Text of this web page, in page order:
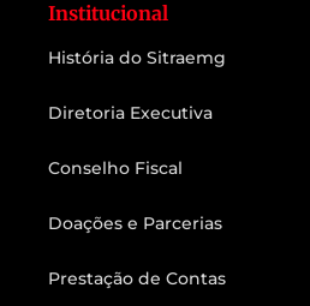
Institucional
História do Sitraemg
Diretoria Executiva
Conselho Fiscal
Doações e Parcerias
Prestação de Contas